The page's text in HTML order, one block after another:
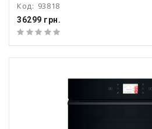
Код: 93818
36299 грн.